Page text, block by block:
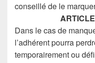
conseillé de le
Dans le cas de
l’adhérent pourra
temporairement ou